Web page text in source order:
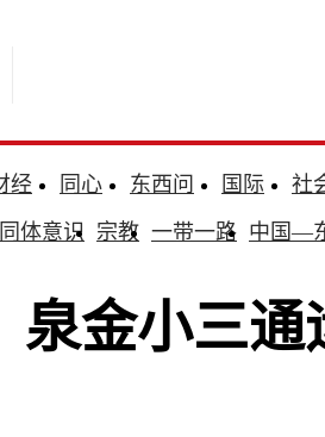
经 同心 东西问 国际
社
体意识 宗教 一带一路 中国—
泉金小三